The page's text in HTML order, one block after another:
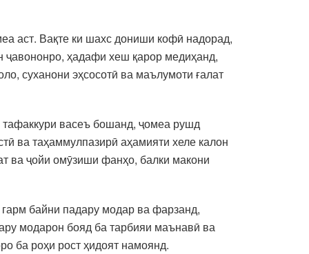
аст. Вақте ки шахс дониши кофӣ надорад,
ҷавононро, ҳадафи хеш қарор медиҳанд,
суханони эҳсосотӣ ва маълумоти ғалат
васеъ бошанд, ҷомеа рушд
ва таҳаммулпазирӣ аҳамияти хеле калон
ва ҷойи омӯзиши фанҳо, балки макони
байни падару модар ва фарзанд,
модарон бояд ба тарбияи маънавӣ ва
ба роҳи рост ҳидоят намоянд.